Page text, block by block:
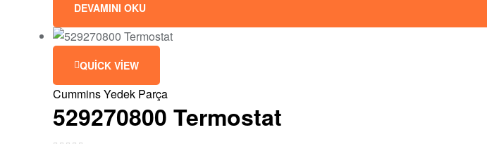
DEVAMINI OKU
QUICK VIEW
Cummins Yedek Parça
529270800 Termostat